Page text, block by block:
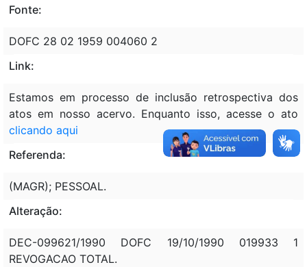
Fonte:
DOFC 28 02 1959 004060 2
Link:
Estamos em processo de inclusão retrospectiva dos
atos em nosso acervo. Enquanto isso, acesse o ato
clicando aqui
Referenda:
(MAGR); PESSOAL.
Alteração:
DEC-099621/1990 DOFC 19/10/1990 019933 1
REVOGACAO TOTAL.